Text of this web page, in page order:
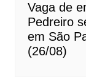
Vaga de
Pedreiro
em São
(26/08)